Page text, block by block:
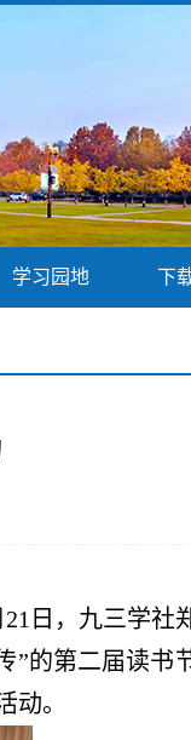
学习园地 下
日，九三学社
的第二届读书
动。